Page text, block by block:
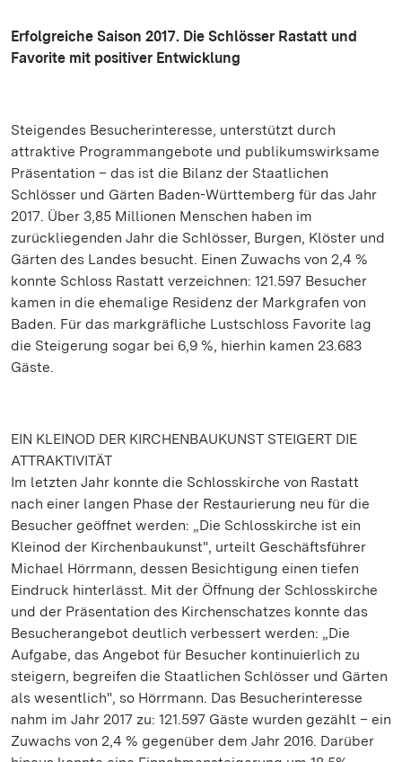
Erfolgreiche Saison 2017. Die Schlösser Rastatt und
Favorite mit positiver Entwicklung
Steigendes Besucherinteresse, unterstützt durch
attraktive Programmangebote und publikumswirksame
Präsentation – das ist die Bilanz der Staatlichen
Schlösser und Gärten Baden-Württemberg für das Jahr
2017. Über 3,85 Millionen Menschen haben im
zurückliegenden Jahr die Schlösser, Burgen, Klöster und
Gärten des Landes besucht. Einen Zuwachs von 2,4 %
konnte Schloss Rastatt verzeichnen: 121.597 Besucher
kamen in die ehemalige Residenz der Markgrafen von
Baden. Für das markgräfliche Lustschloss Favorite lag
die Steigerung sogar bei 6,9 %, hierhin kamen 23.683
Gäste.
EIN KLEINOD DER KIRCHENBAUKUNST STEIGERT DIE
ATTRAKTIVITÄT
Im letzten Jahr konnte die Schlosskirche von Rastatt
nach einer langen Phase der Restaurierung neu für die
Besucher geöffnet werden: „Die Schlosskirche ist ein
Kleinod der Kirchenbaukunst", urteilt Geschäftsführer
Michael Hörrmann, dessen Besichtigung einen tiefen
Eindruck hinterlässt. Mit der Öffnung der Schlosskirche
und der Präsentation des Kirchenschatzes konnte das
Besucherangebot deutlich verbessert werden: „Die
Aufgabe, das Angebot für Besucher kontinuierlich zu
steigern, begreifen die Staatlichen Schlösser und Gärten
als wesentlich", so Hörrmann. Das Besucherinteresse
nahm im Jahr 2017 zu: 121.597 Gäste wurden gezählt – ein
Zuwachs von 2,4 % gegenüber dem Jahr 2016. Darüber